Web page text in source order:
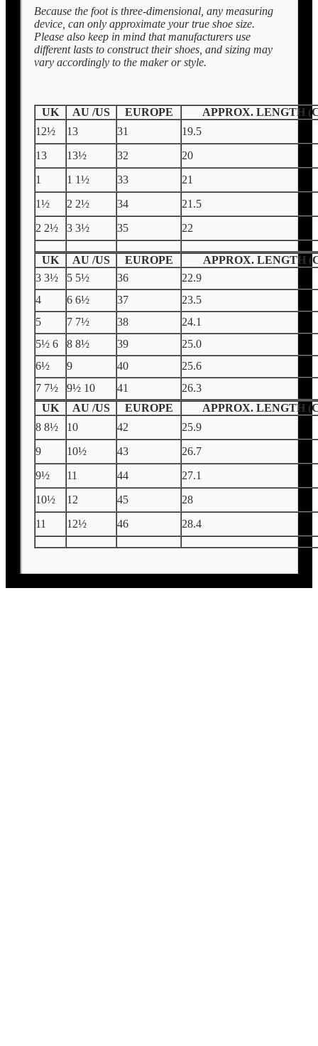
Because the foot is three-dimensional, any measuring
device, can only approximate your true shoe size.
Please also keep in mind that manufacturers use
different lasts to construct their shoes, and sizing may
vary accordingly to the maker or style.
UK AU /US EUROPE
APPROX. LENGTH
12½
13 31
19.5
13
13½ 32
20
1
1 1½ 33
21
1½
2 2½ 34
21.5
2 2½
3 3½ 35 22
UK AU /US EUROPE
APPROX. LENGTH
3 3½
5 5½ 36
22.9
4
6 6½ 37
23.5
5
7 7½ 38
24.1
5½ 6
8 8½ 39
25.0
6½
9 40
25.6
7 7½
9½ 10 41
26.3
UK
AU /US EUROPE
APPROX. LENGTH
8 8½
10 42
25.9
9
10½ 43
26.7
9½
11 44
27.1
10½
12 45
28
11
12½ 46 28.4